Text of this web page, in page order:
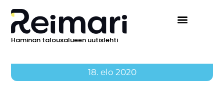
Haminan talousalueen uutislehti
18. elo 2020